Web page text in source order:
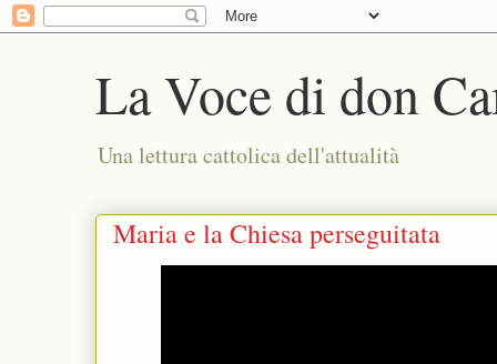
La Voce di don
Una lettura cattolica dell'attualità
Maria e la Chiesa perseguitata